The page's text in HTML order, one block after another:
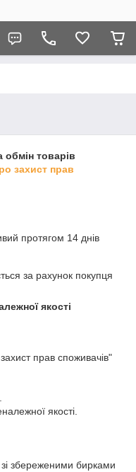
обмін товарів
захист прав
протягом 14 днів
за рахунок покупця
якості
прав споживачів"
якості.
збереженими бирками